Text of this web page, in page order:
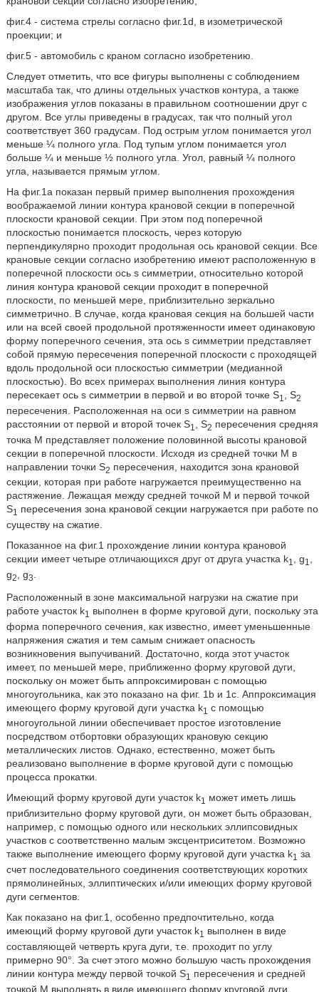
фиг.4 - система стрелы согласно фиг.1d, в изометрической
проекции; и
фиг.5 - автомобиль с краном согласно изобретению.
Следует отметить, что все фигуры выполнены с соблюдением
масштаба так, что длины отдельных участков контура, а также
изображения углов показаны в правильном соотношении друг с
другом. Все углы приведены в градусах, так что полный угол
соответствует 360 градусам. Под острым углом понимается угол
меньше ¼ полного угла. Под тупым углом понимается угол
больше ¼ и меньше ½ полного угла. Угол, равный ¼ полного
угла, называется прямым углом.
На фиг.1а показан первый пример выполнения прохождения
воображаемой линии контура крановой секции в поперечной
плоскости крановой секции. При этом под поперечной
плоскостью понимается плоскость, через которую
перпендикулярно проходит продольная ось крановой секции. Все
крановые секции согласно изобретению имеют расположенную в
поперечной плоскости ось s симметрии, относительно которой
линия контура крановой секции проходит в поперечной
плоскости, по меньшей мере, приблизительно зеркально
симметрично. В случае, когда крановая секция на большей части
или на всей своей продольной протяженности имеет одинаковую
форму поперечного сечения, эта ось s симметрии представляет
собой прямую пересечения поперечной плоскости с проходящей
вдоль продольной оси плоскостью симметрии (медианной
плоскостью). Во всех примерах выполнения линия контура
пересекает ось s симметрии в первой и во второй точке S1 , S2
пересечения. Расположенная на оси s симметрии на равном
расстоянии от первой и второй точек S1 , S2 пересечения средняя
точка М представляет положение половинной высоты крановой
секции в поперечной плоскости. Исходя из средней точки М в
направлении точки S2 пересечения, находится зона крановой
секции, которая при работе нагружается преимущественно на
растяжение. Лежащая между средней точкой М и первой точкой
S1
пересечения зона крановой секции нагружается при работе по
существу на сжатие.
Показанное на фиг.1 прохождение линии контура крановой
секции имеет четыре отличающихся друг от друга участка k1 , g1
g2 , g3
Расположенный в зоне максимальной нагрузки на сжатие при
работе участок k1
выполнен в форме круговой дуги, поскольку эта
форма поперечного сечения, как известно, имеет уменьшенные
напряжения сжатия и тем самым снижает опасность
возникновения выпучиваний. Достаточно, когда этот участок
имеет, по меньшей мере, приближенно форму круговой дуги,
поскольку он может быть аппроксимирован с помощью
многоугольника, как это показано на фиг. 1b и 1с. Аппроксимация
имеющего форму круговой дуги участка k1 с помощью
многоугольной линии обеспечивает простое изготовление
посредством отбортовки образующих крановую секцию
металлических листов. Однако, естественно, может быть
реализовано выполнение в форме круговой дуги с помощью
процесса прокатки.
Имеющий форму круговой дуги участок k1
может иметь лишь
приблизительно форму круговой дуги, он может быть образован,
например, с помощью одного или нескольких эллипсовидных
участков с соответственно малым эксцентриситетом. Возможно
также выполнение имеющего форму круговой дуги участка k1 за
счет последовательного соединения соответствующих коротких
прямолинейных, эллиптических и/или имеющих форму круговой
дуги сегментов.
Как показано на фиг.1, особенно предпочтительно, когда
имеющий форму круговой дуги участок k1
выполнен в виде
составляющей четверть круга дуги, т.е. проходит по углу
примерно 90°. За счет этого можно большую часть прохождения
линии контура между первой точкой S1
пересечения и средней
точкой М выполнять в виде имеющего форму круговой дуги